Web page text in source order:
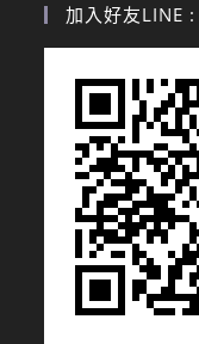
加入好友LINE